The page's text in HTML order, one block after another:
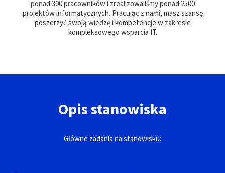
ponad 300 pracowników i zrealizowaliśmy ponad 2500
projektów informatycznych. Pracując z nami, masz szansę
poszerzyć swoją wiedzę i kompetencje w zakresie
kompleksowego wsparcia IT.
Opis stanowiska
Główne zadania na stanowisku: